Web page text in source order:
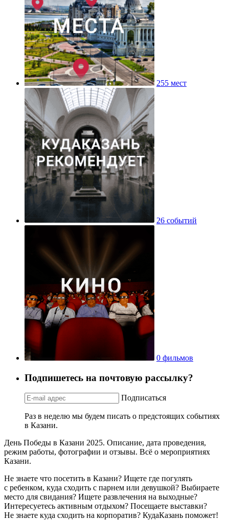
255 мест
26 событий
0 фильмов
Подпишетесь на почтовую рассылку?
Подписаться
Раз в неделю мы будем писать о предстоящих событиях
в Казани.
День Победы в Казани 2025. Описание, дата проведения,
режим работы, фотографии и отзывы. Всё о мероприятиях
Казани.
Не знаете что посетить в Казани? Ищете где погулять
с ребенком, куда сходить с парнем или девушкой? Выбираете
место для свидания? Ищете развлечения на выходные?
Интересуетесь активным отдыхом? Посещаете выставки?
Не знаете куда сходить на корпоратив? КудаКазань поможет!